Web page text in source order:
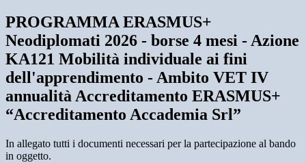
PROGRAMMA ERASMUS+
Neodiplomati 2026 - borse 4 mesi - Azione
KA121 Mobilità individuale ai fini
dell'apprendimento - Ambito VET IV
annualità Accreditamento ERASMUS+
“Accreditamento Accademia Srl”
In allegato tutti i documenti necessari per la partecipazione al bando
in oggetto.